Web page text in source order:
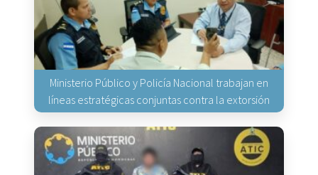
Ministerio Público y Policía Nacional trabajan en
líneas estratégicas conjuntas contra la extorsión